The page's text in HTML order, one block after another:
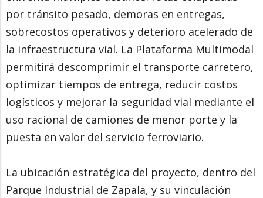
por tránsito pesado, demoras en entregas,
sobrecostos operativos y deterioro acelerado de
la infraestructura vial. La Plataforma Multimodal
permitirá descomprimir el transporte carretero,
optimizar tiempos de entrega, reducir costos
logísticos y mejorar la seguridad vial mediante el
uso racional de camiones de menor porte y la
puesta en valor del servicio ferroviario.
La ubicación estratégica del proyecto, dentro del
Parque Industrial de Zapala, y su vinculación